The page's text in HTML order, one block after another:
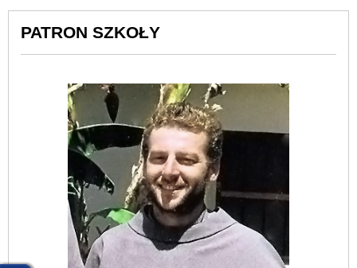
PATRON SZKOŁY